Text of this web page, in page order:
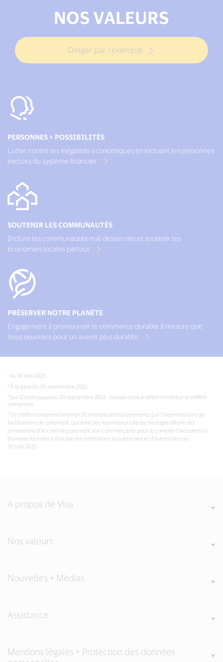
NOS VALEURS
Diriger par l’exemple
PERSONNES + POSSIBILITÉS
Lutter contre les inégalités économiques en incluant les personnes
exclues du système financier.
SOUTENIR LES COMMUNAUTÉS
Inclure les communautés mal desservies et soutenir les
économies locales partout.
PRÉSERVER NOTRE PLANÈTE
Engagement à promouvoir le commerce durable à mesure que
nous œuvrons pour un avenir plus durable.
¹ Au 30 juin 2023.
² À la date du 30 septembre 2023.
³ Sur 12 mois jusqu’au 30 septembre 2023 ; transactions à débit immédiat et différé
comprises.
⁴ Ce chiffre comprend environ 30 millions d’emplacements par l’intermédiaire de
facilitateurs de paiement, qui sont des fournisseurs de technologie offrant des
prestations d’accord de paiement aux commerçants pour le compte d’acquéreurs.
Données fournies à Visa par les institutions acquéreuses et d’autres tiers au
30 juin 2023.
A propos de Visa
Nos valeurs
Nouvelles + Médias
Assistance
Mentions légales + Protection des données